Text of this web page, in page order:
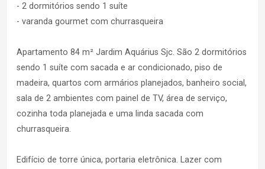
- 2 dormitórios sendo 1 suíte
- varanda gourmet com churrasqueira
Apartamento 84 m² Jardim Aquárius Sjc. São 2 dormitórios
sendo 1 suíte com sacada e ar condicionado, piso de
madeira, quartos com armários planejados, banheiro social,
sala de 2 ambientes com painel de TV, área de serviço,
cozinha toda planejada e uma linda sacada com
churrasqueira.
Edifício de torre única, portaria eletrônica. Lazer com